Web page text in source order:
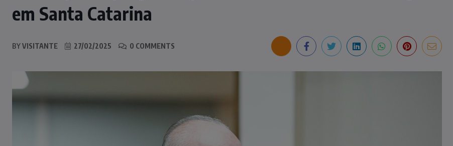
em Santa Catarina
BYVISITANTE 27/02/2025 0 COMMENTS
Casal de idosos fica ferido após
veículo capotar em Pouso Redondo